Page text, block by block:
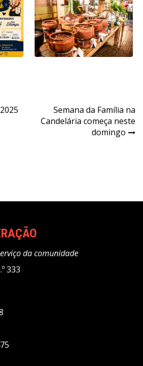
Semana da Família na
Candelária começa neste
domingo
da comunidade
333